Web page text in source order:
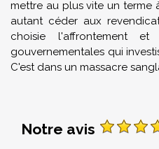
mettre au plus vite un terme
autant céder aux
choisie l'affrontement
gouvernementales qui
C'est dans un massacre
Notre avis